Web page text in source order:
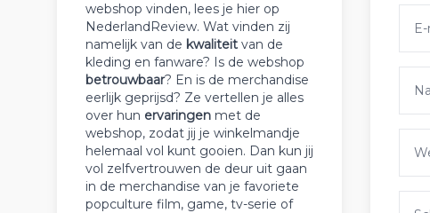
webshop vinden, lees je hier op
NederlandReview. Wat vinden zij
namelijk van de kwaliteit van de
kleding en fanware? Is de webshop
betrouwbaar? En is de merchandise
eerlijk geprijsd? Ze vertellen je alles
over hun ervaringen met de
webshop, zodat jij je winkelmandje
helemaal vol kunt gooien. Dan kun jij
vol zelfvertrouwen de deur uit gaan
in de merchandise van je favoriete
popculture film, game, tv-serie of